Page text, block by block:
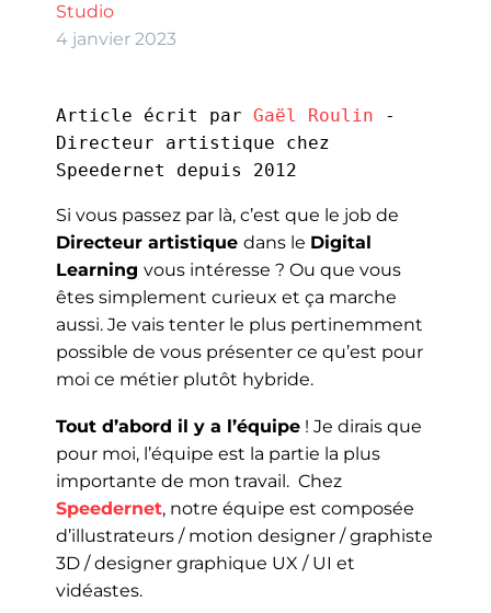
Studio
4 janvier 2023
Article écrit par Gaël Roulin -
Directeur artistique chez
Speedernet depuis 2012
Si vous passez par là, c’est que le job de
Directeur artistique dans le Digital
Learning vous intéresse ? Ou que vous
êtes simplement curieux et ça marche
aussi. Je vais tenter le plus pertinemment
possible de vous présenter ce qu’est pour
moi ce métier plutôt hybride.
Tout d’abord il y a l’équipe ! Je dirais que
pour moi, l’équipe est la partie la plus
importante de mon travail. Chez
Speedernet, notre équipe est composée
d’illustrateurs / motion designer / graphiste
3D / designer graphique UX / UI et
vidéastes.